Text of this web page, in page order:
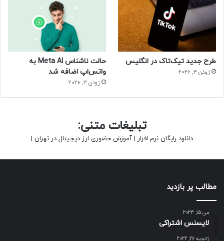
طرح جدید تیک‌تاک در انگلیس
ژوئن 3, 2026
حالت ناشناس Meta AI به
واتس‌اپ اضافه شد
ژوئن 3, 2026
تبلیغات متنی:
دانلود رایگان نرم افزار | آموزش حضوری ارز دیجیتال در تهران |
مطالب پر بازدید
می 15, 2023
لایسنس اشتراکی
ژانویه 26, 2022